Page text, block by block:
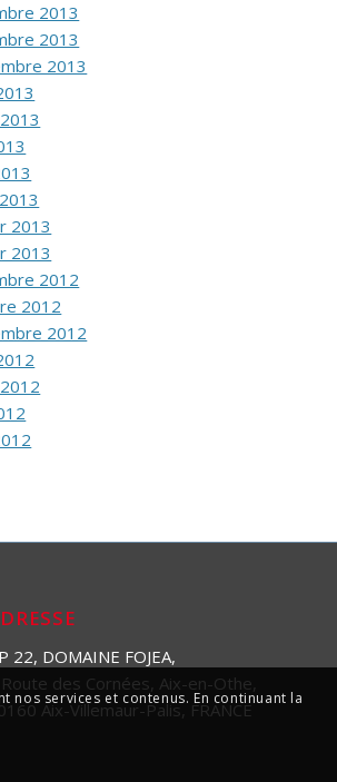
2013
2013
2013
2013
2013
2012
2012
2012
22, DOMAINE FOJEA,
des Cornées, Aix-en-Othe,
Aix-Villemaur-Palis, FRANCE
services et contenus. En continuant la